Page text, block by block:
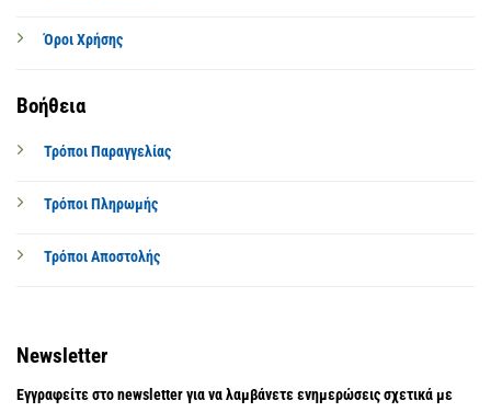
Όροι Χρήσης
Βοήθεια
Τρόποι Παραγγελίας
Τρόποι Πληρωμής
Τρόποι Αποστολής
Newsletter
Εγγραφείτε στο newsletter για να λαμβάνετε ενημερώσεις σχετικά με